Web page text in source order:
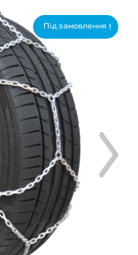
Під замовлення